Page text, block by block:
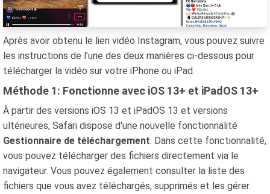
Après avoir obtenu le lien vidéo Instagram, vous pouvez suivre
les instructions de l'une des deux manières ci-dessous pour
télécharger la vidéo sur votre iPhone ou iPad.
Méthode 1: Fonctionne avec iOS 13+ et iPadOS 13+
À partir des versions iOS 13 et iPadOS 13 et versions
ultérieures, Safari dispose d'une nouvelle fonctionnalité
Gestionnaire de téléchargement. Dans cette fonctionnalité,
vous pouvez télécharger des fichiers directement via le
navigateur. Vous pouvez également consulter la liste des
fichiers que vous avez téléchargés, supprimés et les gérer.